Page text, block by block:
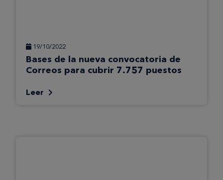
19/10/2022
Bases de la nueva convocatoria de
Correos para cubrir 7.757 puestos
Leer